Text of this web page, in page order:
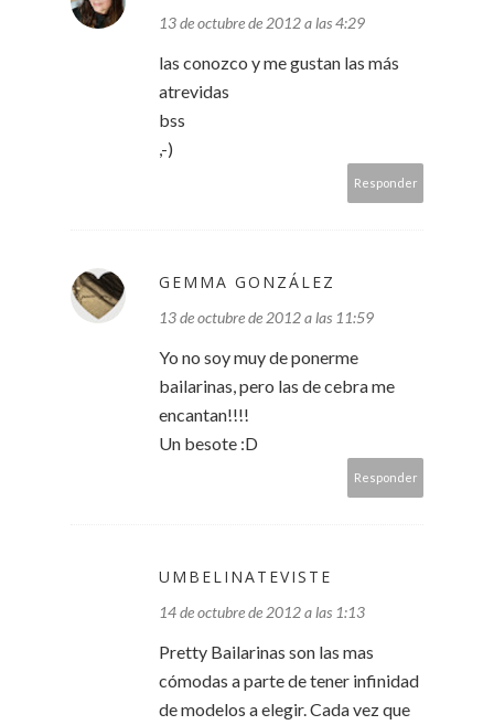
13 de octubre de 2012 a las 4:29
las conozco y me gustan las más
atrevidas
bss
,-)
Responder
GEMMA GONZÁLEZ
13 de octubre de 2012 a las 11:59
Yo no soy muy de ponerme
bailarinas, pero las de cebra me
encantan!!!!
Un besote :D
Responder
UMBELINATEVISTE
14 de octubre de 2012 a las 1:13
Pretty Bailarinas son las mas
cómodas a parte de tener infinidad
de modelos a elegir. Cada vez que